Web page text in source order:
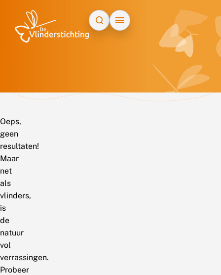
Oeps,
geen
resultaten!
Maar
net
als
vlinders,
is
de
natuur
vol
verrassingen.
Probeer